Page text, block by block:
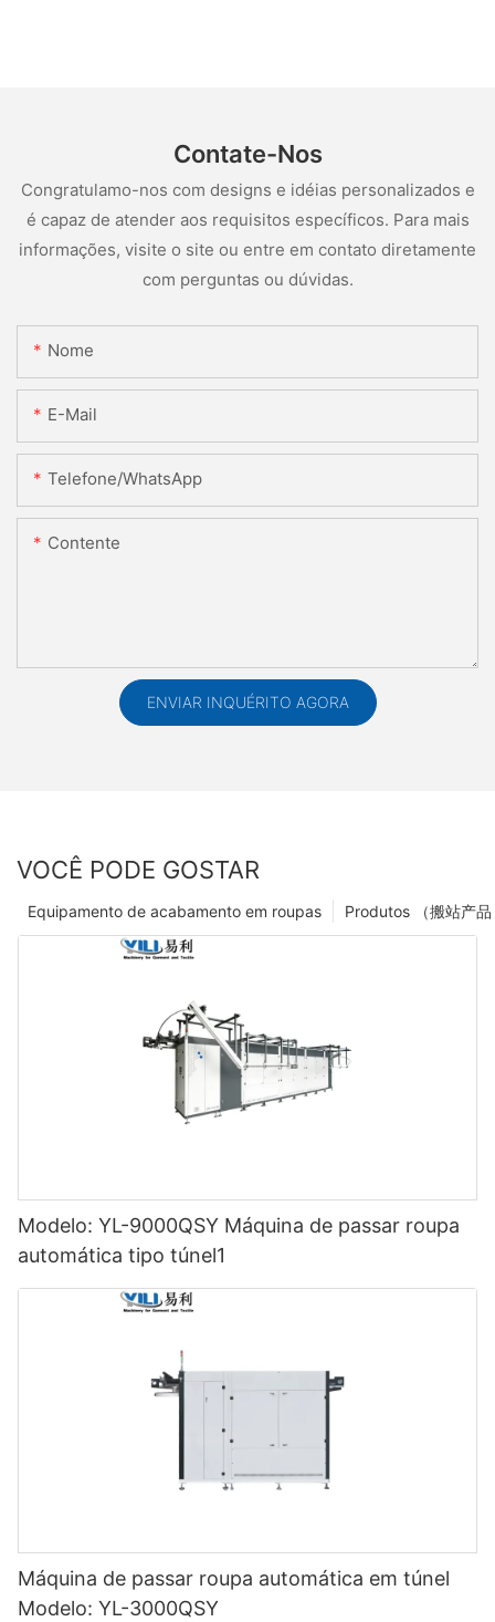
Contate-Nos
Congratulamo-nos com designs e idéias personalizados e
é capaz de atender aos requisitos específicos. Para mais
informações, visite o site ou entre em contato diretamente
com perguntas ou dúvidas.
Nome
E-Mail
Telefone/WhatsApp
Contente
ENVIAR INQUÉRITO AGORA
VOCÊ PODE GOSTAR
Equipamento de acabamento em roupas
Modelo: YL-9000QSY Máquina de passar roupa
automática tipo túnel1
Máquina de passar roupa automática em túnel
Modelo: YL-3000QSY